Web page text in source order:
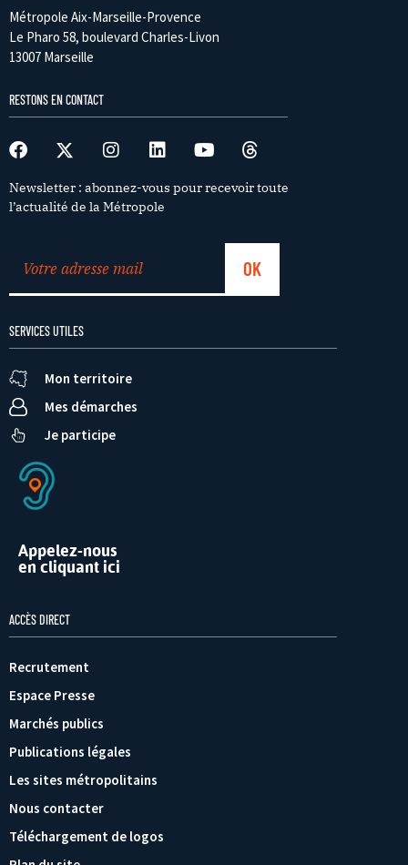
Métropole Aix-Marseille-Provence
Le Pharo 58, boulevard Charles-Livon
13007 Marseille
RESTONS EN CONTACT
Newsletter : abonnez-vous pour recevoir toute
l’actualité de la Métropole
SERVICES UTILES
Mon territoire
Mes démarches
Je participe
Appelez-nous
en cliquant ici
ACCÈS DIRECT
Recrutement
Espace Presse
Marchés publics
Publications légales
Les sites métropolitains
Nous contacter
Téléchargement de logos